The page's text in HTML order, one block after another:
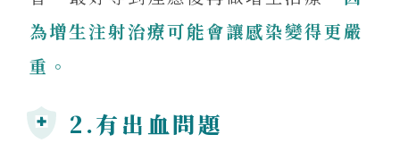
為增生注射治療可能會讓感染變得更嚴
重。
2.有出血問題